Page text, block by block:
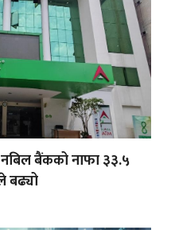
नबिल बैंकको नाफा ३३.५
बढ्यो